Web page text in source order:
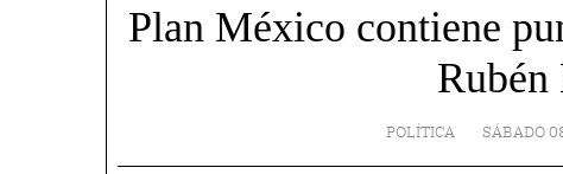
Plan México contiene
POLÍTICA SÁBADO